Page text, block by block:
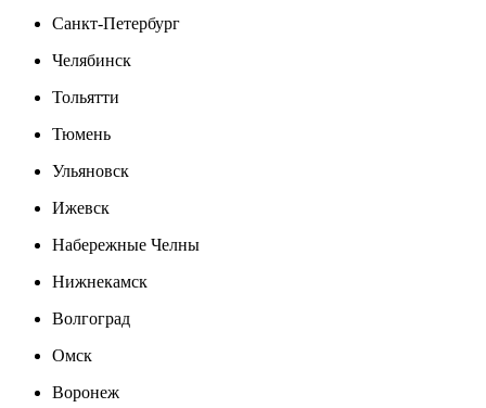
Санкт-Петербург
Челябинск
Тольятти
Тюмень
Ульяновск
Ижевск
Набережные Челны
Нижнекамск
Волгоград
Омск
Воронеж